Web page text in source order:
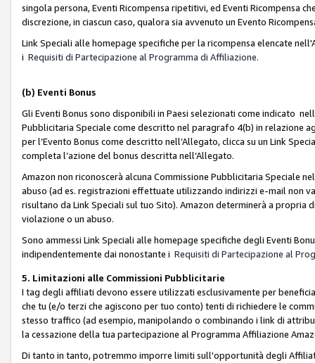
singola persona, Eventi Ricompensa ripetitivi, ed Eventi Ricompensa
discrezione, in ciascun caso, qualora sia avvenuto un Evento
Link Speciali alle homepage specifiche per la ricompensa elencate
i Requisiti di Partecipazione al Programma di Affiliazione.
(b) Eventi Bonus
Gli Eventi Bonus sono disponibili in Paesi selezionati come indicato
Pubblicitaria Speciale come descritto nel paragrafo 4(b) in relazione
per l’Evento Bonus come descritto nell’Allegato, clicca su un Link
completa l’azione del bonus descritta nell’Allegato.
Amazon non riconoscerà alcuna Commissione Pubblicitaria Speciale
abuso (ad es. registrazioni effettuate utilizzando indirizzi e-mail non
risultano da Link Speciali sul tuo Sito). Amazon determinerà a propria
violazione o un abuso.
Sono ammessi Link Speciali alle homepage specifiche degli Eventi
indipendentemente dai nonostante i Requisiti di Partecipazione al
5. Limitazioni alle Commissioni Pubblicitarie
I tag degli affiliati devono essere utilizzati esclusivamente per
che tu (e/o terzi che agiscono per tuo conto) tenti di richiedere le
stesso traffico (ad esempio, manipolando o combinando i link di
la cessazione della tua partecipazione al Programma Affiliazione
Di tanto in tanto, potremmo imporre limiti sull'opportunità degli